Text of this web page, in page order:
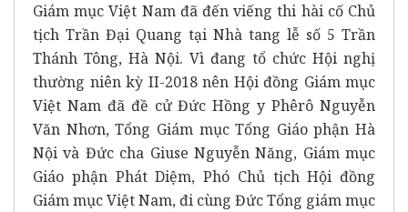
Giám mục Việt Nam đã đến viếng thi hài cố Chủ
tịch Trần Đại Quang tại Nhà tang lễ số 5 Trần
Thánh Tông, Hà Nội. Vì đang tổ chức Hội nghị
thường niên kỳ II-2018 nên Hội đồng Giám mục
Việt Nam đã đề cử Đức Hồng y Phêrô Nguyễn
Văn Nhơn, Tổng Giám mục Tổng Giáo phận Hà
Nội và Đức cha Giuse Nguyễn Năng, Giám mục
Giáo phận Phát Diệm, Phó Chủ tịch Hội đồng
Giám mục Việt Nam, đi cùng Đức Tổng giám mục